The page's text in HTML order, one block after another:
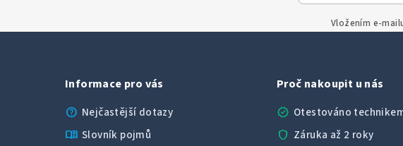
Vložením e-
Informace pro vás
help Nejčastější dotazy
menu_book Slovník pojmů
Proč nakoupit u nás
verified Otestováno
shield Záruka až 2 roky